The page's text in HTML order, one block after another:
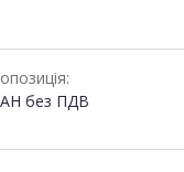
без ПДВ